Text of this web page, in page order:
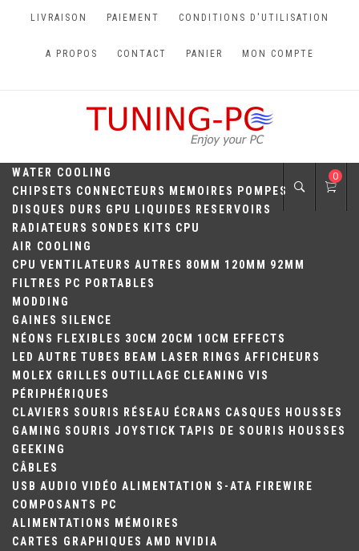
LIVRAISON PAIEMENT CONDITIONS D'UTILISATION
A PROPOS CONTACT PANIER MON COMPTE
TUNING-PC
WATER COOLING
CHIPSETS CONNECTEURS MEMOIRES
POMPES
DISQUES DURS GPU LIQUIDES
RESERVOIRS
RADIATEURS SONDES KITS CPU
AIR COOLING
CPU VENTILATEURS AUTRES 80MM 120MM
92MM
FILTRES
PC PORTABLES
MODDING
GAINES SILENCE
NÉONS
FLEXIBLES 30CM 20CM 10CM
EFFECTS
LED AUTRE TUBES BEAM LASER RINGS AFFICHEURS
MOLEX GRILLES OUTILLAGE CLEANING VIS
PÉRIPHÉRIQUES
CLAVIERS SOURIS RÉSEAU ÉCRANS CASQUES
HOUSSES
GAMING SOURIS JOYSTICK TAPIS DE SOURIS
HOUSSES
GEEKING
CÂBLES
USB AUDIO VIDÉO ALIMENTATION S-ATA FIREWIRE
COMPOSANTS PC
ALIMENTATIONS
MÉMOIRES
CARTES GRAPHIQUES AMD
NVIDIA
0